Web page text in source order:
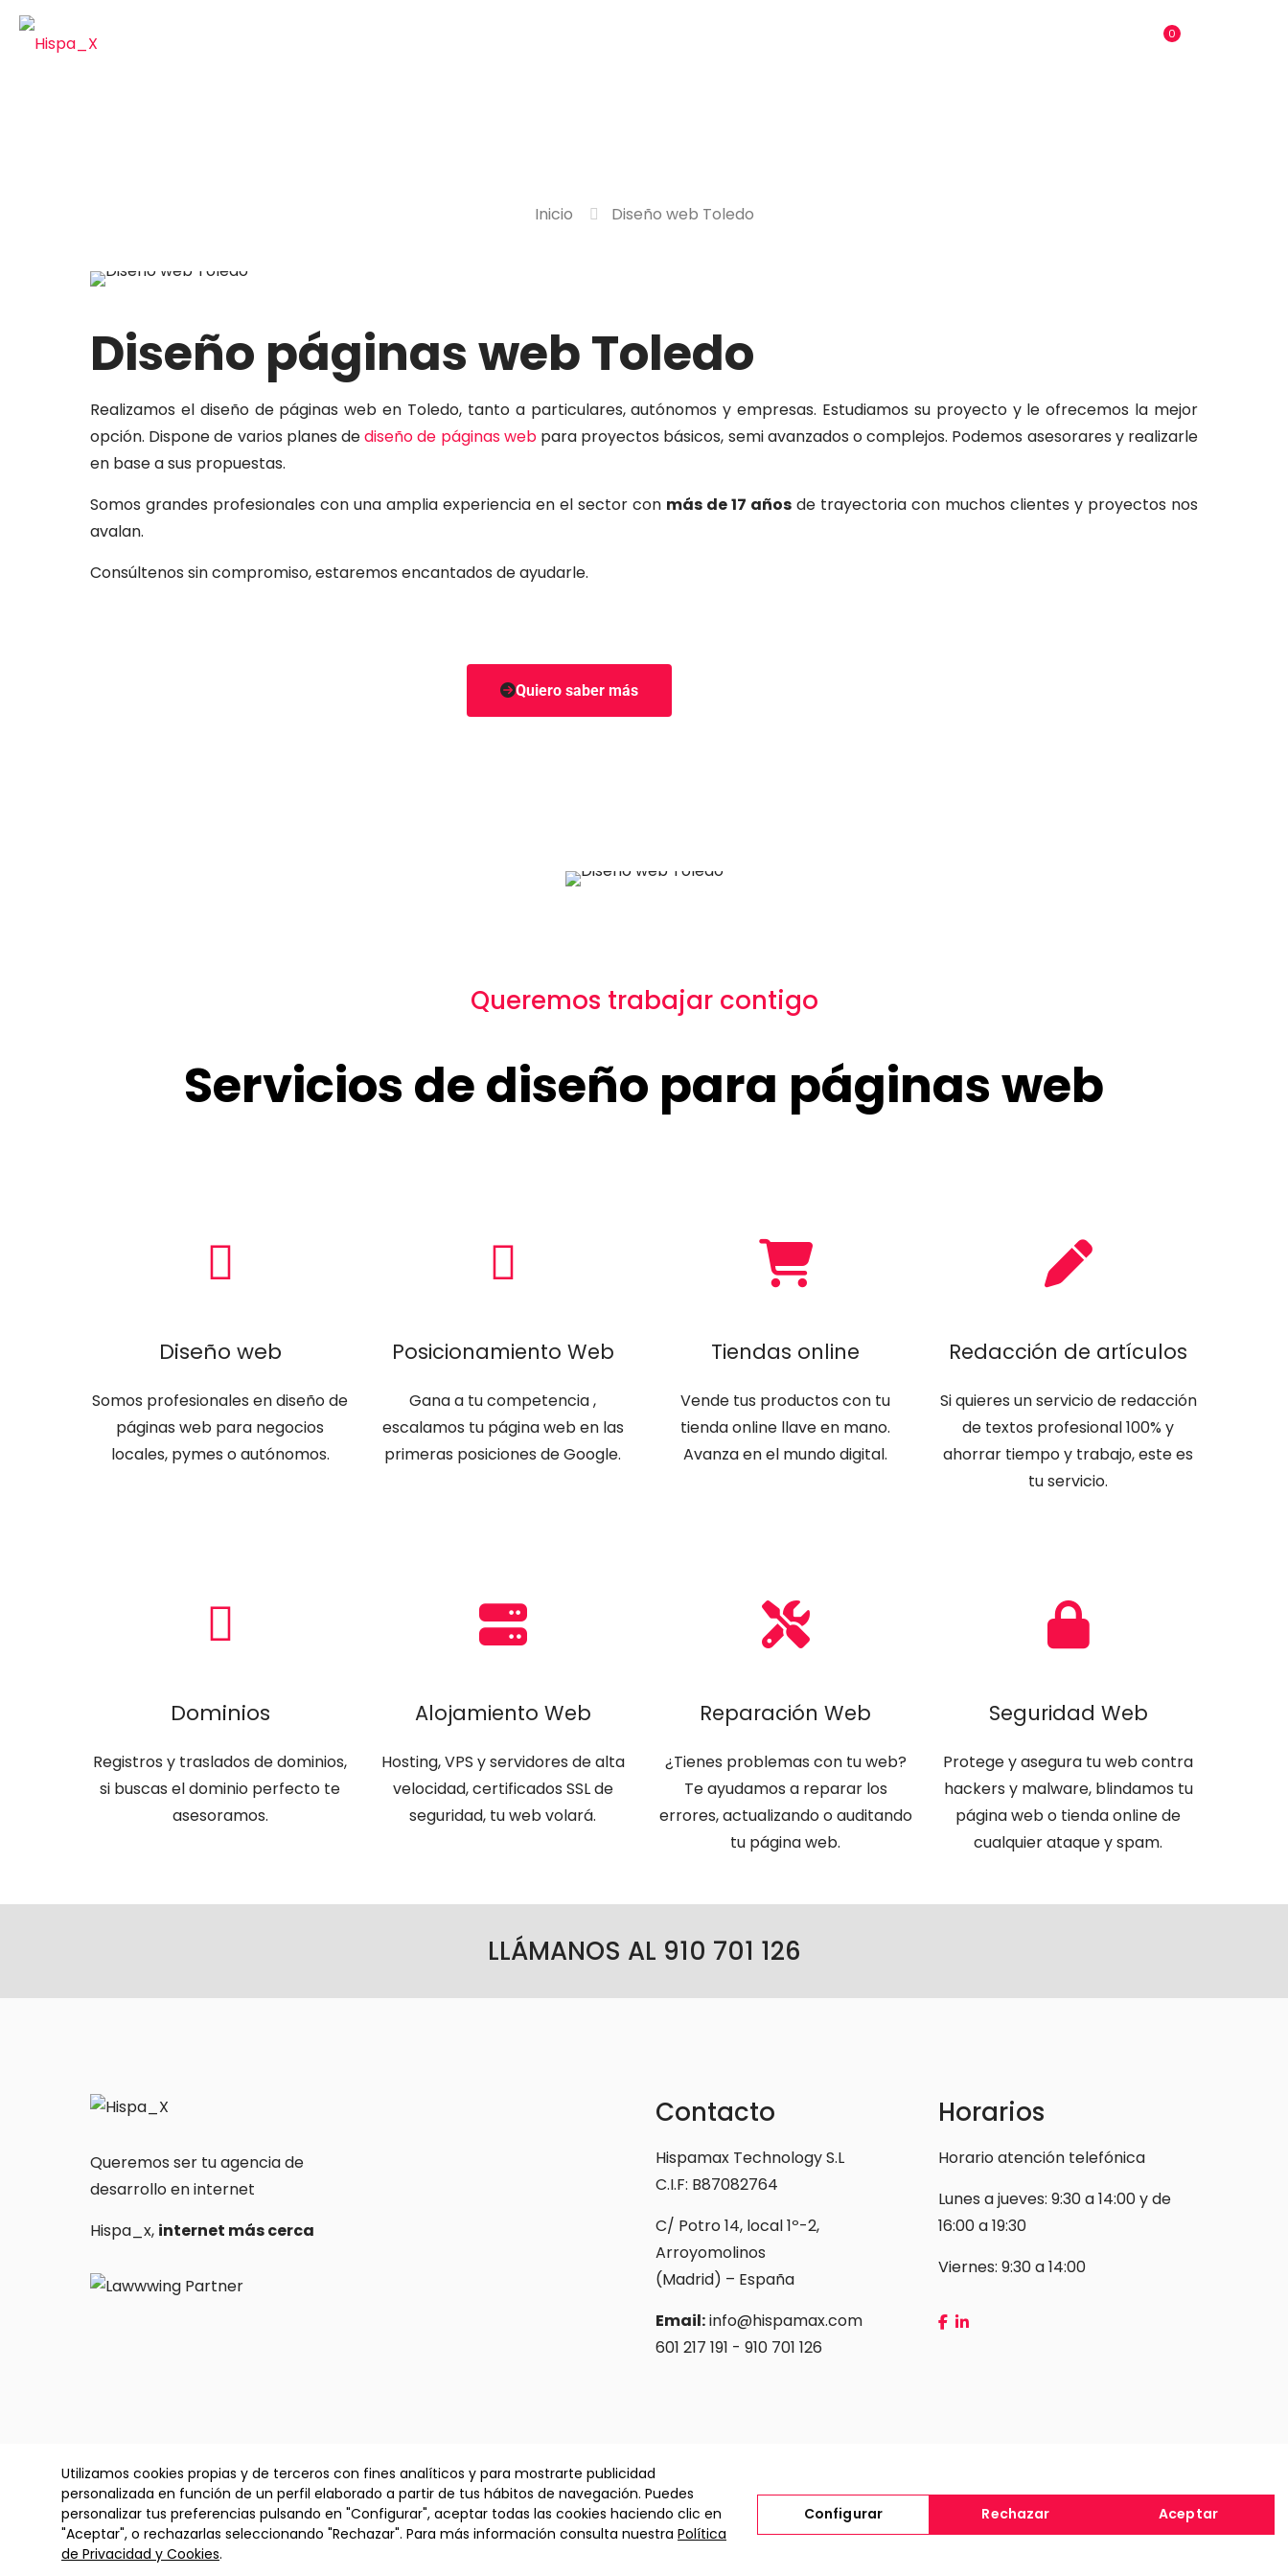
0
Inicio Diseño web Toledo
Diseño páginas web Toledo
Realizamos el diseño de páginas web en Toledo, tanto a particulares, autónomos y empresas. Estudiamos su proyecto y le ofrecemos la mejor
opción. Dispone de varios planes dediseño de páginas webpara proyectos básicos, semi avanzados o complejos. Podemos asesorares y realizarle
en base a sus propuestas.
Somos grandes profesionales con una amplia experiencia en el sector con más de 17 años de trayectoria con muchos clientes y proyectos nos
avalan.
Consúltenos sin compromiso, estaremos encantados de ayudarle.
Quiero saber más
Queremos trabajar contigo
Servicios de diseño para páginas web
Diseño web
Somos profesionales en diseño de
páginas web para negocios
locales, pymes o autónomos.
Posicionamiento Web
Gana a tu competencia ,
escalamos tu página web en las
primeras posiciones de Google.
Tiendas online
Vende tus productos con tu
tienda online llave en mano.
Avanza en el mundo digital.
Redacción de artículos
Si quieres un servicio de redacción
de textos profesional 100% y
ahorrar tiempo y trabajo, este es
tu servicio.
Dominios
Registros y traslados de dominios,
si buscas el dominio perfecto te
asesoramos.
Alojamiento Web
Hosting, VPS y servidores de alta
velocidad, certificados SSL de
seguridad, tu web volará.
Reparación Web
¿Tienes problemas con tu web?
Te ayudamos a reparar los
errores, actualizando o auditando
tu página web.
Seguridad Web
Protege y asegura tu web contra
hackers y malware, blindamos tu
página web o tienda online de
cualquier ataque y spam.
LLÁMANOS AL 910 701 126
Queremos ser tu agencia de
desarrollo en internet
Hispa_x, internet más cerca
Contacto
Hispamax Technology S.L
C.I.F: B87082764
C/ Potro 14, local 1º-2,
Arroyomolinos
(Madrid) – España
Email:info@hispamax.com
601 217 191 - 910 701 126
Horarios
Horario atención telefónica
Lunes a jueves: 9:30 a 14:00 y de
16:00 a 19:30
Viernes: 9:30 a 14:00
Copyright © 2026 Hispamax Technology S.L Condiciones de contratación
CERRADO POR VACACIONES:
Volvemos el 1 de Septiembre
Soporte urgente limitado en
info@hispamax.como chat
Utilizamos cookies propias y de terceros con fines analíticos y para mostrarte publicidad
personalizada en función de un perfil elaborado a partir de tus hábitos de navegación. Puedes
personalizar tus preferencias pulsando en "Configurar", aceptar todas las cookies haciendo clic en
"Aceptar", o rechazarlas seleccionando "Rechazar". Para más información consulta nuestra Política
de Privacidad y Cookies.
Configurar Rechazar Aceptar